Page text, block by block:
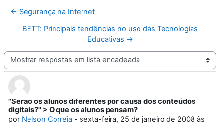
← Segurança na Internet
BETT: Principais tendências no uso das Tecnologias
Educativas →
Modo de visualização
"Serão os alunos diferentes por causa dos conteúdos
digitais?" > O que os alunos pensam?
por Nelson Correia - sexta-feira, 25 de janeiro de 2008 às
Número de respostas: 0